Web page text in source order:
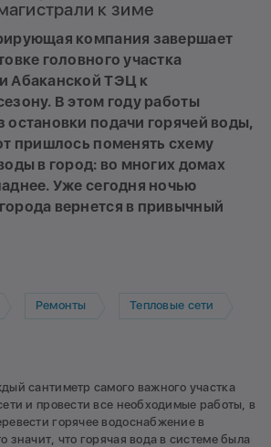
к зиме
компания завершает
головного участка
Абаканской ТЭЦ к
В этом году работы
остановки подачи горячей воды,
пришлось поменять схему
в город: во многих домах
Уже сегодня ночью
вернется в привычный
Ремонты Тепловые сети
сантиметр самого важного участка
и провести все необходимые работы, в
горячее водоснабжение в
значит, что горячая вода в системе была